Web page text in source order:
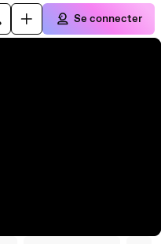
Se connecter